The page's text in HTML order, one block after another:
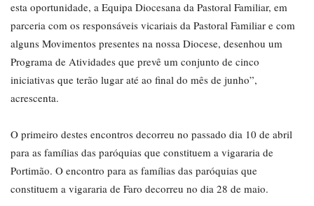
esta oportunidade, a Equipa Diocesana da Pastoral Familiar, em
parceria com os responsáveis vicariais da Pastoral Familiar e com
alguns Movimentos presentes na nossa Diocese, desenhou um
Programa de Atividades que prevê um conjunto de cinco
iniciativas que terão lugar até ao final do mês de junho”,
acrescenta.
O primeiro destes encontros decorreu no passado dia 10 de abril
para as famílias das paróquias que constituem a vigararia de
Portimão. O encontro para as famílias das paróquias que
constituem a vigararia de Faro decorreu no dia 28 de maio.